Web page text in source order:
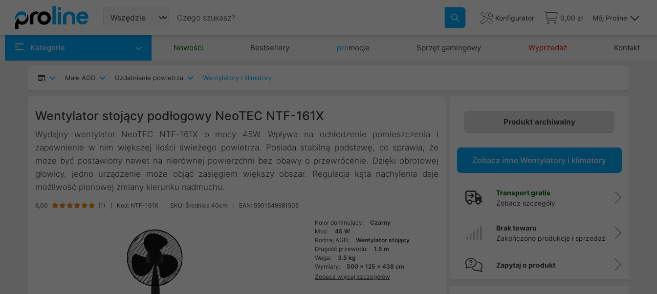
Konfigurator 0,00 zł Mój Proline
Kategorie Nowości Bestsellery promocje Sprzęt gamingowy Wyprzedaż Kontakt
Małe AGD Uzdatnianie powietrza Wentylatory i klimatory
Wentylator stojący podłogowy NeoTEC NTF-161X
Wydajny wentylator NeoTEC NTF-161X o mocy 45W. Wpływa na ochłodzenie pomieszczenia i
zapewnienie w nim większej ilości świeżego powietrza. Posiada stabilną podstawę, co sprawia, że
może być postawiony nawet na nierównej powierzchni bez obawy o przewrócenie. Dzięki obrotowej
głowicy, jedno urządzenie może objąć zasięgiem większy obszar. Regulacja kąta nachylenia daje
możliwość pionowej zmiany kierunku nadmuchu.
6,00 (1 ) Kod: NTF-161X SKU: Średnica 40cm EAN: 5901549681505
Kolor dominujący:
Czarny
Moc:
45 W
Rodzaj AGD:
Wentylator stojący
Długość przewodu:
1.5 m
Waga:
3.5 kg
Wymiary:
500 x 125 x 438 cm
Zobacz więcej szczegółów
Produkt archiwalny
Zobacz inne Wentylatory i klimatory
Transport gratis
Zobacz szczegóły
Brak towaru
Zakończono produkcję i sprzedaż
Zapytaj o produkt